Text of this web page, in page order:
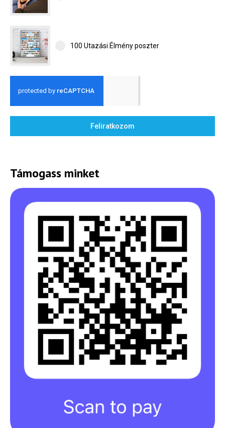
100 Utazási Élmény poszter
Feliratkozom
Támogass minket